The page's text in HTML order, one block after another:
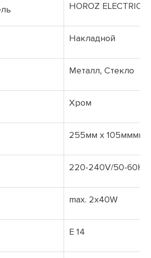
HOROZ ELECTRIC
Накладной
Металл, Стекло
Хром
255мм х 105мммм
220-240V/50-60Hz
max. 2x40W
E 14